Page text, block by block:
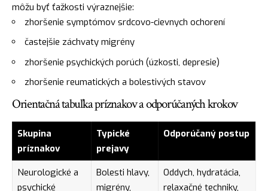
môžu byť ťažkosti výraznejšie:
zhoršenie symptómov srdcovo-cievnych ochorení
častejšie záchvaty migrény
zhoršenie psychických porúch (úzkosti, depresie)
zhoršenie reumatických a bolestivých stavov
Orientačná tabuľka príznakov a odporúčaných krokov
Skupina
príznakov
Typické
prejavy
Odporúčaný postup
Neurologické a
psychické
Bolesti hlavy,
migrény,
Oddych, hydratácia,
relaxačné techniky,